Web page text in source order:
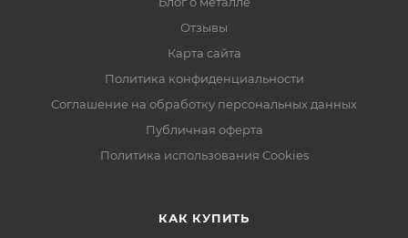
Отзывы
Карта сайта
Политика конфиденциальности
Соглашение на обработку персональных данных
Публичная оферта
Политика использования Cookies
КАК КУПИТЬ